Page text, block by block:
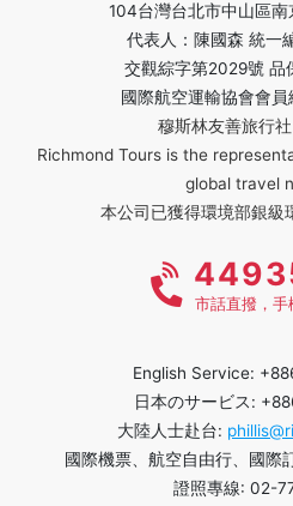
104台灣台北市中山區
代表人：陳國森 統一
交觀綜字第2029號
國際航空運輸協會會
穆斯林友善旅行
Richmond Tours is the
global travel
本公司已獲得環境部銀級
市話直撥，
English Service:
日本のサービス:
大陸人士赴台:
國際機票、航空自由行、國
證照專線: 02-